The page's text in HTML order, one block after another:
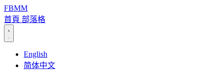
FBMM
首頁 部落格
English
简体中文